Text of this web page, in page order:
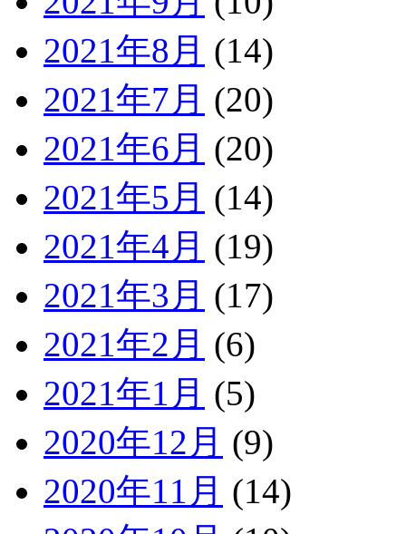
2021年8月 (14)
2021年7月 (20)
2021年6月 (20)
2021年5月 (14)
2021年4月 (19)
2021年3月 (17)
2021年2月 (6)
2021年1月 (5)
2020年12月 (9)
2020年11月 (14)